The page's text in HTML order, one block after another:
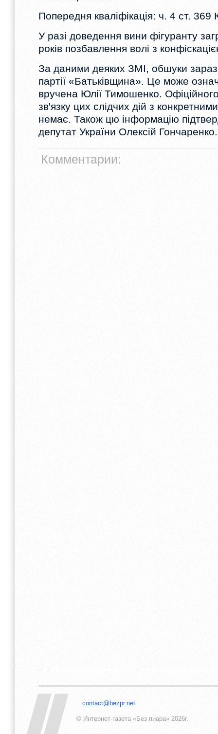
Попередня кваліфікація: ч. 4 ст. 369
У разі доведення вини фігуранту
років позбавлення волі з
За даними деяких ЗМІ, обшуки зараз
партії «Батьківщина». Це може
вручена Юлії Тимошенко.
зв'язку цих слідчих дій з
немає. Також цю інформацію
депутат України Олексій Гончаренко.
Комментарии:
contact@bezpr.net
© Интернет-газета «Без пиара» 2026г.